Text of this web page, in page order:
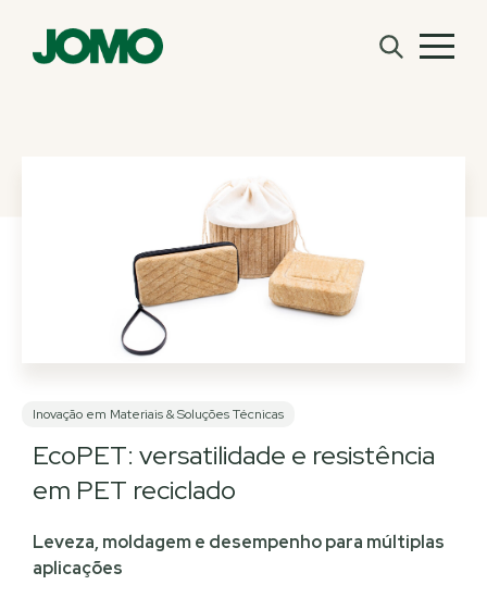
Inovação em Materiais & Soluções Técnicas
EcoPET: versatilidade e resistência
em PET reciclado
Leveza, moldagem e desempenho para múltiplas
aplicações